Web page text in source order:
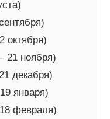
октября)
21 ноября)
декабря)
января)
февраля)